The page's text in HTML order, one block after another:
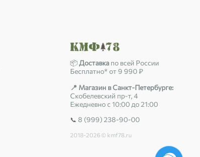
📦Доставка по всей России
Бесплатно* от 9 990 ₽
📍 Магазин в Санкт-Петербурге:
Скобелевский пр-т, 4
Ежедневно с 10:00 до 21:00
📞 8 (999) 238-90-00
2018-2026 © kmf78.ru